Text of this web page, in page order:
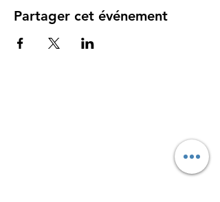
Partager cet événement